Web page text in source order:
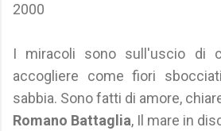
2000
I miracoli sono sull'uscio di
accogliere come fiori
sabbia. Sono fatti di amore,
Romano Battaglia, Il mare in